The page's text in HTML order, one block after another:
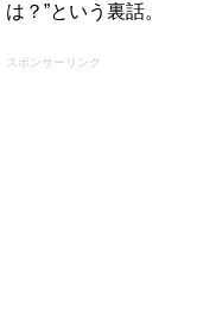
は？”という裏話。
スポンサーリンク